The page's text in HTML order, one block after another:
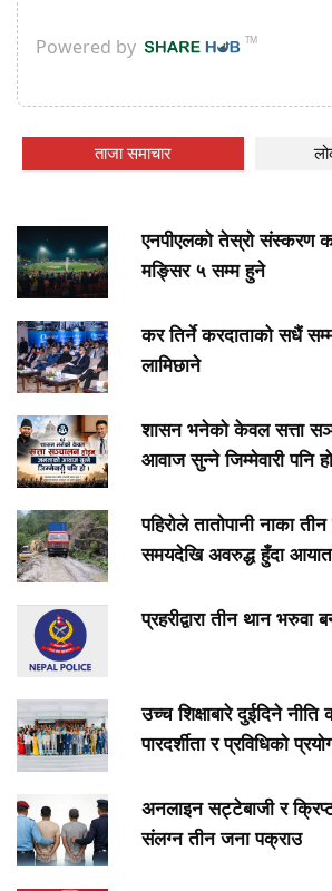
ताजा समाचार
एनपीएलको तेस्रो संस्करण
मङ्सिर ५ सम्म हुने
कर तिर्ने करदाताको सधैं
लामिछाने
शासन भनेको केवल सत्ता
आवाज सुन्ने जिम्मेवारी पनि हो
पहिरोले तातोपानी नाका
समयदेखि अवरुद्ध हुँदा
प्रहरीद्वारा तीन थान भरुवा
उच्च शिक्षाबारे दुईदिने नीति
पारदर्शीता र प्रविधिको
अनलाइन सट्टेबाजी र
संलग्न तीन जना पक्राउ